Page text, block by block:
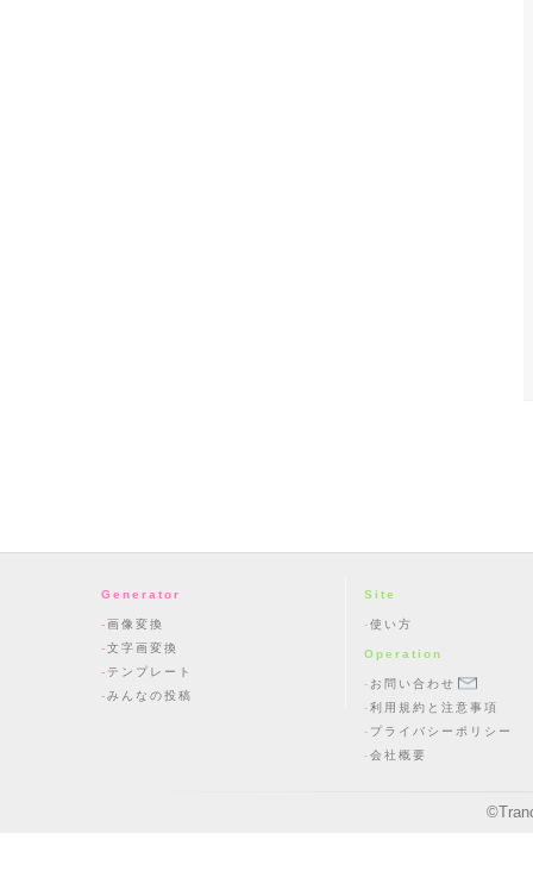
Generator
画像変換
文字画変換
テンプレート
みんなの投稿
Site
使い方
Operation
お問い合わせ
利用規約と注意事項
プライバシーポリシー
会社概要
©